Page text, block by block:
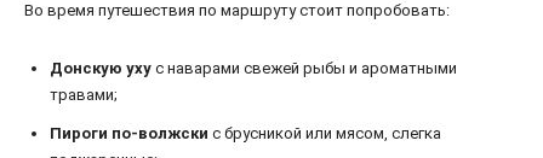
Во время путешествия по маршруту стоит попробовать:
Донскую уху с наварами свежей рыбы и ароматными
травами;
Пироги по-волжски с брусникой или мясом, слегка